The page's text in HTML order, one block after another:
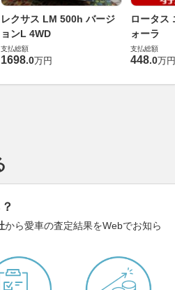
レクサス LM 500h バージ
ョンL 4WD
支払総額
1698.0万円
ロータス
ォーラ
支払総額
448.0万円
から愛車の査定結果をWebでお知ら